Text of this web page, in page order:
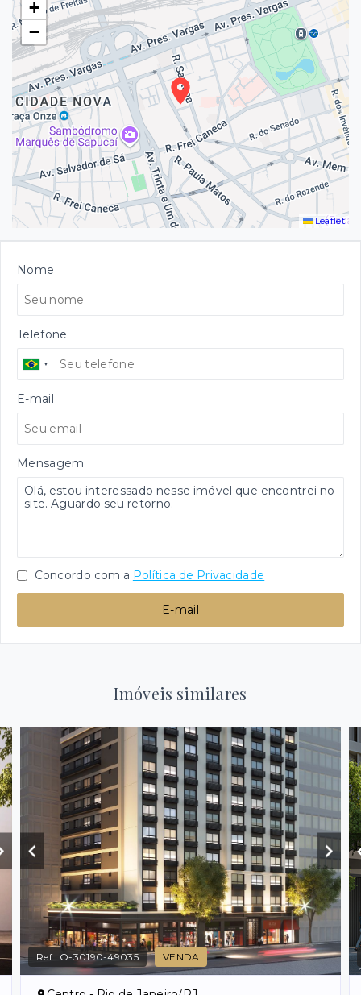
+
−
Leaflet
Nome
Telefone
E-mail
Mensagem
Concordo com a Política de Privacidade
E-mail
Imóveis similares
Ref.: O-30190-49035 VENDA